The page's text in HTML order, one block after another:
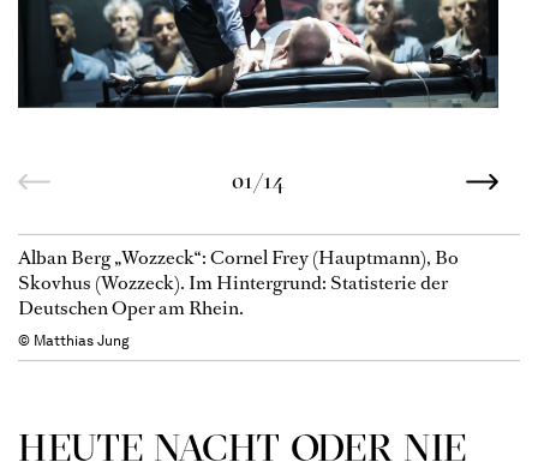
01/14
Alban Berg „Wozzeck“: Cornel Frey (Hauptmann), Bo
Skovhus (Wozzeck). Im Hintergrund: Statisterie der
Deutschen Oper am Rhein.
© Matthias Jung
HEUTE NACHT ODER NIE